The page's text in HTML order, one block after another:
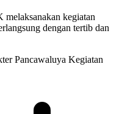
kegiatan
dengan tertib dan
Kegiatan